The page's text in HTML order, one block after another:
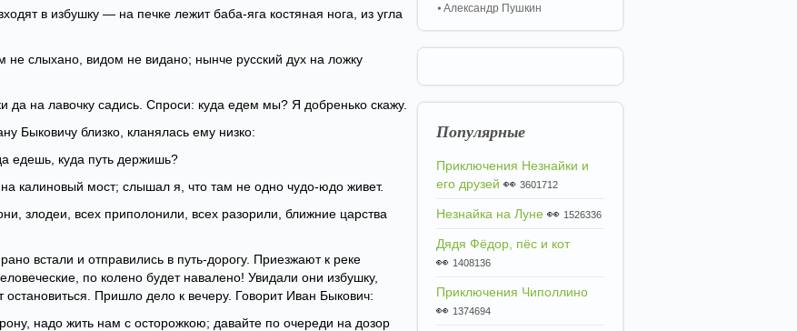
в избушку — на печке лежит баба-яга костяная нога, из угла
слыхано, видом не видано; нынче русский дух на ложку
да на лавочку садись. Спроси: куда едем мы? Я добренько скажу.
Быковичу близко, кланялась ему низко:
едешь, куда путь держишь?
калиновый мост; слышал я, что там не одно чудо-юдо живет.
злодеи, всех приполонили, всех разорили, ближние царства
встали и отправились в путь-дорогу. Приезжают к реке
по колено будет навалено! Увидали они избушку,
Пришло дело к вечеру. Говорит Иван Быкович:
надо жить нам с осторожкою; давайте по очереди на дозор
Александр Пушкин
Популярные
Приключения Незнайки и
его друзей 👀 3601712
Незнайка на Луне 👀 1526336
Дядя Фёдор, пёс и кот
👀 1408136
Приключения Чиполлино
👀 1374694